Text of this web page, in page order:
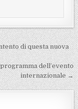
di questa nuova
dell’evento
internazionale →